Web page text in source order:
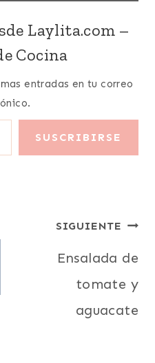
Laylita.com –
Cocina
entradas en tu correo
SUSCRIBIRSE
SIGUIENTE
Ensalada de
tomate y
aguacate